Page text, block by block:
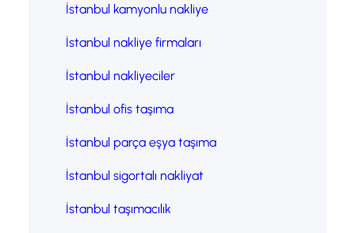
İstanbul kamyonlu nakliye
İstanbul nakliye firmaları
İstanbul nakliyeciler
İstanbul ofis taşıma
İstanbul parça eşya taşıma
İstanbul sigortalı nakliyat
İstanbul taşımacılık